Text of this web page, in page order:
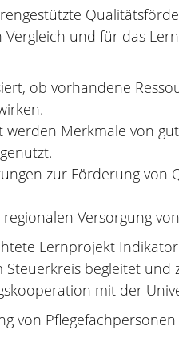
und für das
ob vorhandene
Merkmale von
zur Förderung
Versorgung
Lernprojekt
begleitet
mit der
von